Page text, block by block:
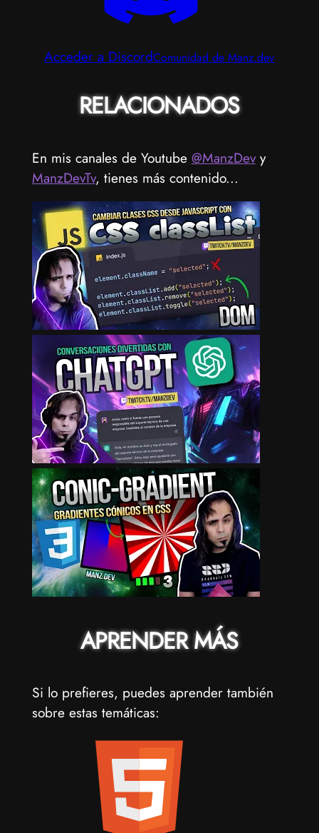
Acceder a DiscordComunidad de Manz.dev
RELACIONADOS
En mis canales de Youtube @ManzDevy
ManzDevTv, tienes más contenido...
APRENDER MÁS
Si lo prefieres, puedes aprender también
sobre estas temáticas: